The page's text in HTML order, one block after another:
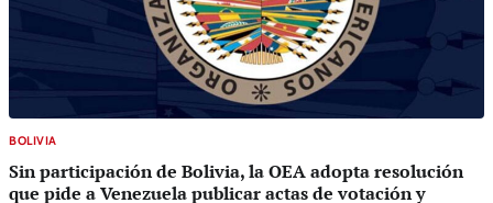
BOLIVIA
Sin participación de Bolivia, la OEA adopta resolución
que pide a Venezuela publicar actas de votación y